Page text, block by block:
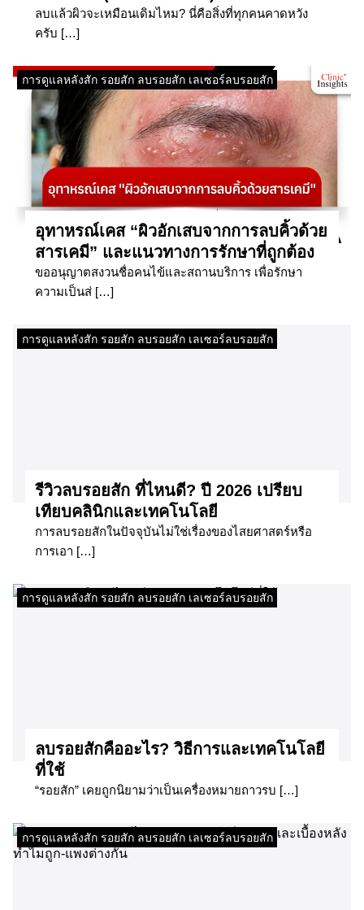
ลบแล้วผิวจะเหมือนเดิมไหม? นี่คือสิ่งที่ทุกคนคาดหวัง
ครับ […]
การดูแลหลังสัก รอยสัก ลบรอยสัก เลเซอร์ลบรอยสัก
อุทาหรณ์เคส “ผิวอักเสบจากการลบคิ้วด้วย
สารเคมี” และแนวทางการรักษาที่ถูกต้อง
ขออนุญาตสงวนชื่อคนไข้และสถานบริการ เพื่อรักษา
ความเป็นส่ […]
การดูแลหลังสัก รอยสัก ลบรอยสัก เลเซอร์ลบรอยสัก
รีวิวลบรอยสัก ที่ไหนดี? ปี 2026 เปรียบ
เทียบคลินิกและเทคโนโลยี
การลบรอยสักในปัจจุบันไม่ใช่เรื่องของไสยศาสตร์หรือ
การเอา […]
การดูแลหลังสัก รอยสัก ลบรอยสัก เลเซอร์ลบรอยสัก
ลบรอยสักคืออะไร? วิธีการและเทคโนโลยี
ที่ใช้
“รอยสัก” เคยถูกนิยามว่าเป็นเครื่องหมายถาวรบ […]
การดูแลหลังสัก รอยสัก ลบรอยสัก เลเซอร์ลบรอยสัก